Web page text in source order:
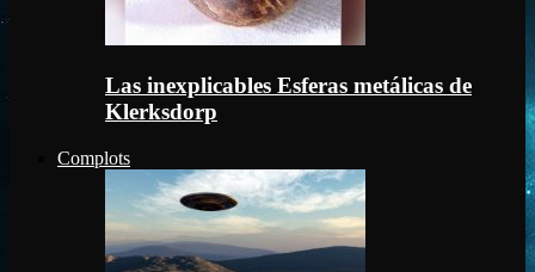
Las inexplicables Esferas metálicas de
Klerksdorp
Complots